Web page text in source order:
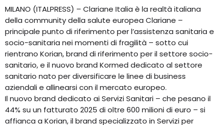
MILANO (ITALPRESS) – Clariane Italia è la realtà italiana
della community della salute europea Clariane –
principale punto di riferimento per l’assistenza sanitaria e
socio-sanitaria nei momenti di fragilità – sotto cui
rientrano Korian, brand di riferimento per il settore socio-
sanitario, e il nuovo brand Kormed dedicato al settore
sanitario nato per diversificare le linee di business
aziendali e allinearsi con il mercato europeo.
Il nuovo brand dedicato ai Servizi Sanitari – che pesano il
44% su un fatturato 2025 di oltre 600 milioni di euro – si
affianca a Korian, il brand specializzato in Servizi per